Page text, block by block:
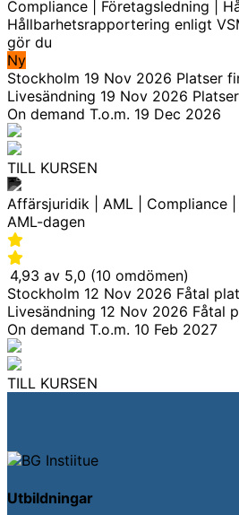
Compliance | Företagsledning |
Hållbarhetsrapportering enligt
gör du
Ny
Stockholm 19 Nov 2026 Platser
Livesändning 19 Nov 2026
On demand T.o.m. 19 Dec 2026
TILL KURSEN
Affärsjuridik | AML | Compliance
AML-dagen
4,93 av 5,0 (10 omdömen)
Stockholm 12 Nov 2026 Fåtal
Livesändning 12 Nov 2026 Fåtal
On demand T.o.m. 10 Feb 2027
TILL KURSEN
Utbildningar